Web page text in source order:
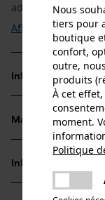
adaptées à
Afficher plus
Informations sur
Détails du
Type dactivité
Matériau &
Matériau
Informations
Nous
tiers pour
boutique
confort,
outre,
produits
À cet
moment.
Politique
Une
essayer